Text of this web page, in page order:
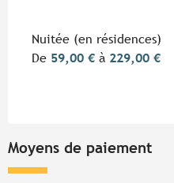
Nuitée (en résidences)
De 59,00 € à 229,00 €
Moyens de paiement